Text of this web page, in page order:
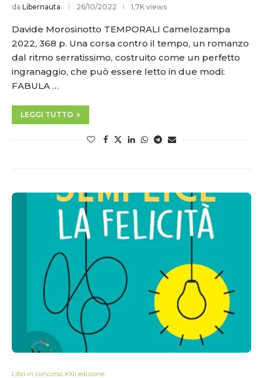
da Libernauta 26/10/2022 1,7K views
Davide Morosinotto TEMPORALI Camelozampa
2022, 368 p. Una corsa contro il tempo, un romanzo
dal ritmo serratissimo, costruito come un perfetto
ingranaggio, che può essere letto in due modi:
FABULA …
LEGGI TUTTO
Libri in concorso XXII edizione